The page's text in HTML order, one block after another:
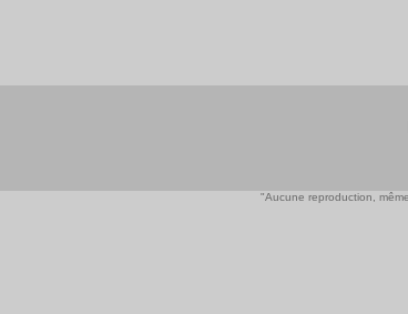
"Aucune reproduction,